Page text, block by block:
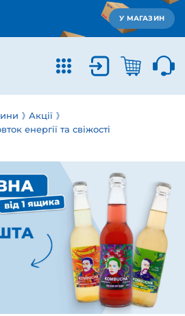
У МАГАЗИН
Акції
енергії та свіжості